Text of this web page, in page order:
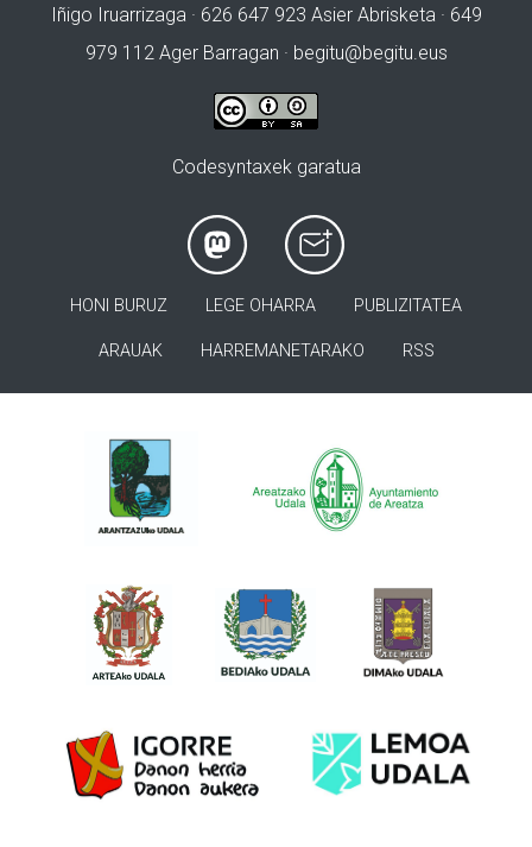
Iñigo Iruarrizaga · 626 647 923 Asier Abrisketa · 649
979 112 Ager Barragan · begitu@begitu.eus
Codesyntaxek garatua
HONI BURUZ LEGE OHARRA PUBLIZITATEA
ARAUAK HARREMANETARAKO RSS